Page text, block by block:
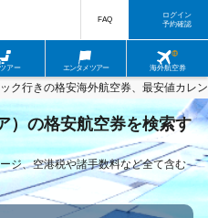
アー エンタメツアー 海外航空券
FAQ
ログイン
予約確認
ク行きの格安海外航空券、最安値カレ
）の格安航空券を検索す
ジ、空港税や諸手数料など全て含む